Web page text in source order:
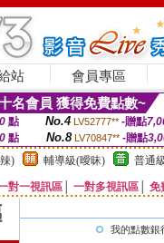
站 會員專區
名會員 獲得免費點數~
點 No.4 LV52777** -贈點
點 No.8 LV70847** -贈點
) 輔導級(曖昧) 普通
對一視訊區 一對多視訊區 免
我的點數銀